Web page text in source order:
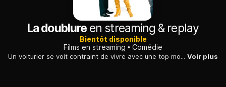
La doublure en streaming & replay
Bientôt disponible
Films en streaming
Comédie
Un voiturier se voit contraint de vivre avec une top model pour qu'un riche homme d'affaires adultère arrive à convaincre sa femme de sa fidélité. Voir plus